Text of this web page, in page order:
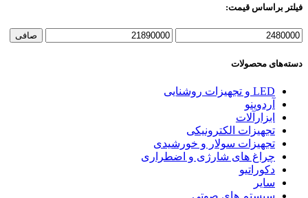
فیلتر براساس قیمت:
حداقل
حداكثر
صافی
دسته‌های محصولات
LED و تجهیزات روشنایی
آردوینو
ابزارآلات
تجهیزات الکترونیکی
تجهیزات سولار و خورشیدی
چراغ های شارژی و اضطراری
دکوراتیو
سایر
سیستم های صوتی